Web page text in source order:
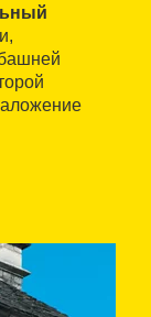
и